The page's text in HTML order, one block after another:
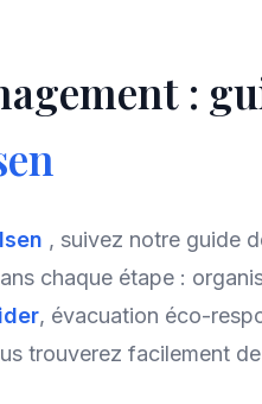
:
, suivez notre guide
chaque étape :
, évacuation éco-
trouverez facilement